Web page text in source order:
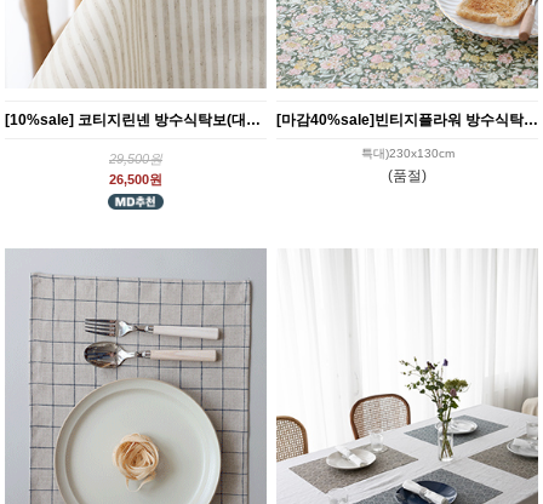
[10%sale] 코티지린넨 방수식탁보(대폭) 4size
29,500원
26,500원
[마감40%sale]빈티지플라워 방수식탁보 (대폭)
특대)230x130cm
(품절)